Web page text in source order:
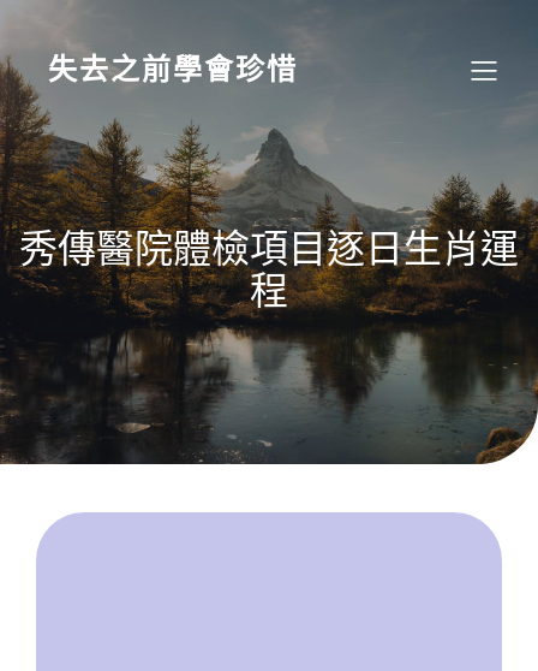
content
失去之前學會珍惜
秀傳醫院體檢項目逐日生肖運
程